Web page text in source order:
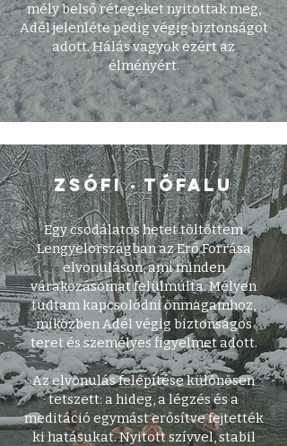
mély belső rétegeket nyitottak meg,
Adél jelenléte pedig végig biztonságot
adott. Hálás vagyok ezért az
élményért.
zsófi•tófalu
Egy csodálatos hetet töltöttem
Lengyelországban az Erő Forrása
elvonuláson, ami minden
várakozásomat felülmúlta. Mélyen
tudtam kapcsolódni önmagamhoz,
miközben Adél végig biztonságos
teret és személyes figyelmet adott.
Az elvonulás felépítése különösen
tetszett: a hideg, a légzés és a
meditáció egymást erősítve fejtették
ki hatásukat. Nyitott szívvel, stabil